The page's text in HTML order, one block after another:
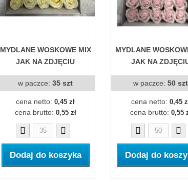
MYDLANE WOSKOWE MIX
JAK NA ZDJĘCIU
w paczce: 35 szt
cena netto: 0,45 zł
cena brutto: 0,55 zł
Dodaj do koszyka
MYDLANE
JAK NA
w paczce: 50 szt
cena netto: 0,45
cena brutto: 0,55
Dodaj do